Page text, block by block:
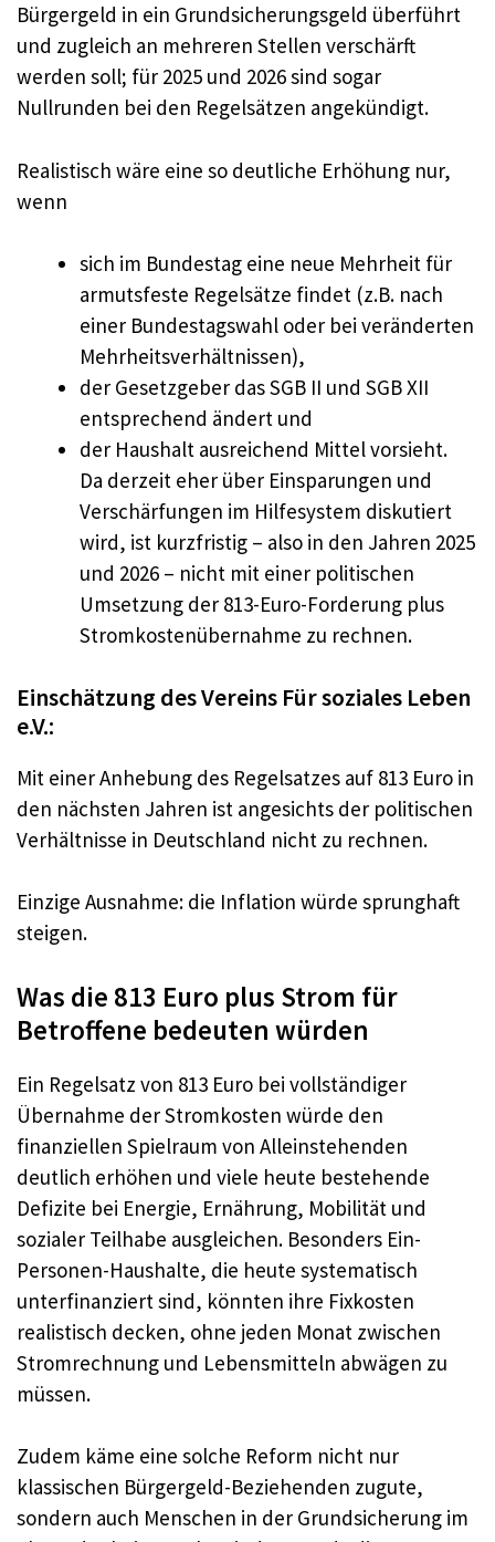
Bürgergeld in ein Grundsicherungsgeld überführt
und zugleich an mehreren Stellen verschärft
werden soll; für 2025 und 2026 sind sogar
Nullrunden bei den Regelsätzen angekündigt.
Realistisch wäre eine so deutliche Erhöhung nur,
wenn
sich im Bundestag eine neue Mehrheit für
armutsfeste Regelsätze findet (z.B. nach
einer Bundestagswahl oder bei veränderten
Mehrheitsverhältnissen),
der Gesetzgeber das SGB II und SGB XII
entsprechend ändert und
der Haushalt ausreichend Mittel vorsieht.
Da derzeit eher über Einsparungen und
Verschärfungen im Hilfesystem diskutiert
wird, ist kurzfristig – also in den Jahren 2025
und 2026 – nicht mit einer politischen
Umsetzung der 813-Euro-Forderung plus
Stromkostenübernahme zu rechnen.
Einschätzung des Vereins Für soziales Leben
e.V.:
Mit einer Anhebung des Regelsatzes auf 813 Euro in
den nächsten Jahren ist angesichts der politischen
Verhältnisse in Deutschland nicht zu rechnen.
Einzige Ausnahme: die Inflation würde sprunghaft
steigen.
Was die 813 Euro plus Strom für
Betroffene bedeuten würden
Ein Regelsatz von 813 Euro bei vollständiger
Übernahme der Stromkosten würde den
finanziellen Spielraum von Alleinstehenden
deutlich erhöhen und viele heute bestehende
Defizite bei Energie, Ernährung, Mobilität und
sozialer Teilhabe ausgleichen. Besonders Ein-
Personen-Haushalte, die heute systematisch
unterfinanziert sind, könnten ihre Fixkosten
realistisch decken, ohne jeden Monat zwischen
Stromrechnung und Lebensmitteln abwägen zu
müssen.
Zudem käme eine solche Reform nicht nur
klassischen Bürgergeld-Beziehenden zugute,
sondern auch Menschen in der Grundsicherung im